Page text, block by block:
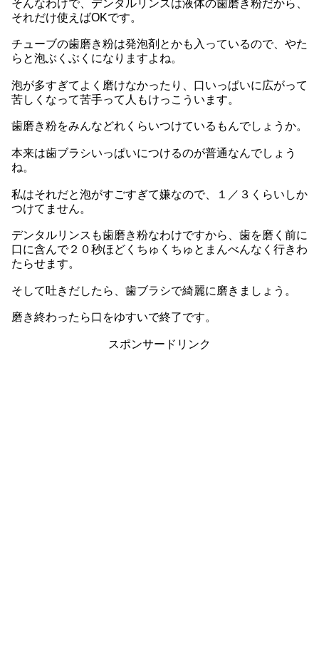
そんなわけで、デンタルリンスは液体の歯磨き粉だから、
それだけ使えばOKです。
チューブの歯磨き粉は発泡剤とかも入っているので、やた
らと泡ぶくぶくになりますよね。
泡が多すぎてよく磨けなかったり、口いっぱいに広がって
苦しくなって苦手って人もけっこういます。
歯磨き粉をみんなどれくらいつけているもんでしょうか。
本来は歯ブラシいっぱいにつけるのが普通なんでしょう
ね。
私はそれだと泡がすごすぎて嫌なので、１／３くらいしか
つけてません。
デンタルリンスも歯磨き粉なわけですから、歯を磨く前に
口に含んで２０秒ほどくちゅくちゅとまんべんなく行きわ
たらせます。
そして吐きだしたら、歯ブラシで綺麗に磨きましょう。
磨き終わったら口をゆすいで終了です。
スポンサードリンク